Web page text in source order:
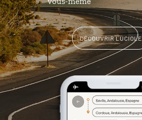
DÉCOUVRIR LUCIOLE